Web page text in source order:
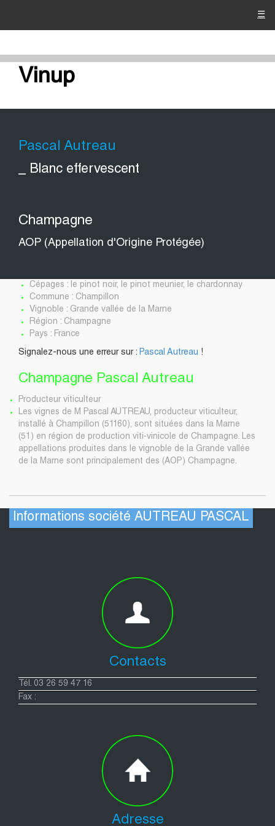
☰
Vinup
Pascal Autreau
_ Blanc effervescent
Champagne
AOP (Appellation d'Origine Protégée)
Cépages : le pinot noir, le pinot meunier, le chardonnay
Commune : Champillon
Vignoble : Grande vallée de la Marne
Région : Champagne
Pays : France
Signalez-nous une erreur sur : Pascal Autreau !
Champagne Pascal Autreau
Producteur viticulteur
Les vignes de M Pascal AUTREAU, producteur viticulteur,
installé à Champillon (51160), sont situées dans la Marne
(51) en région de production viti-vinicole de Champagne. Les
appellations produites dans le vignoble de la Grande vallée
de la Marne sont principalement des (AOP) Champagne.
Informations société AUTREAU PASCAL
Contacts
Tél. 03 26 59 47 16
Fax :
Adresse